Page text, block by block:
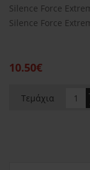
Silence Force
Silence Force
10.50€
Τεμάχια